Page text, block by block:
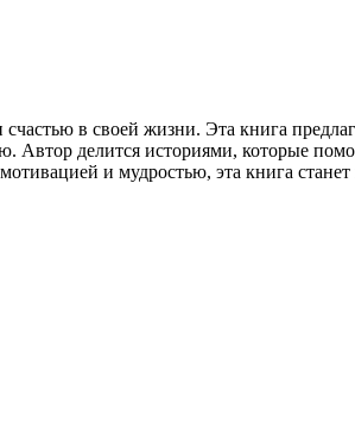
в своей жизни. Эта книга
делится историями, которые
и мудростью, эта книга